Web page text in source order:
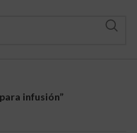
infusión”